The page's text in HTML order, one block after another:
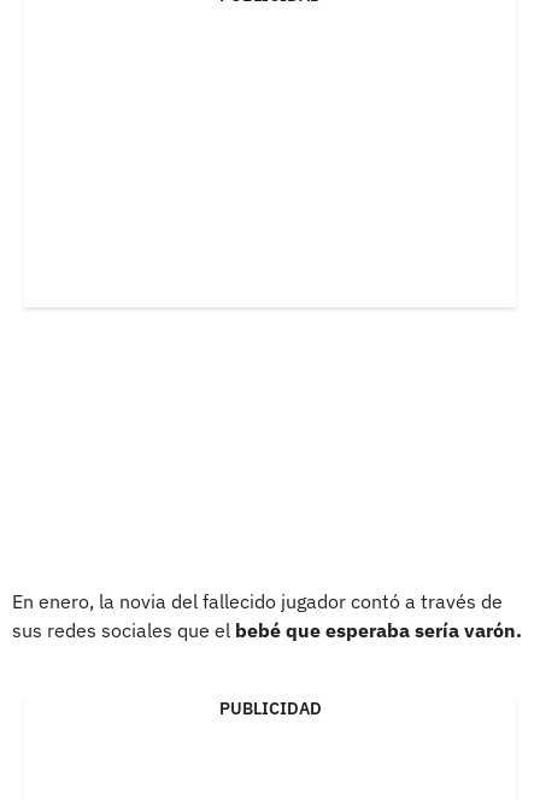
En enero, la novia del fallecido jugador contó a través de
sus redes sociales que el bebé que esperaba sería varón.
PUBLICIDAD